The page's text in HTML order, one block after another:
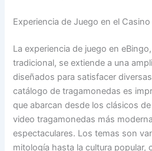
Experiencia de Juego en el Casino
La experiencia de juego en
tradicional, se extiende a una
diseñados para satisfacer
catálogo de tragamonedas es
que abarcan desde los clásicos
video tragamonedas más
espectaculares. Los temas son
mitología hasta la cultura popular,